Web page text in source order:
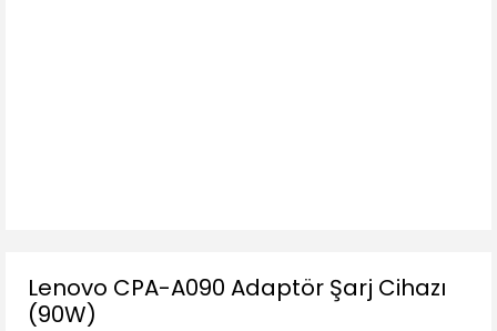
Lenovo CPA-A090 Adaptör Şarj Cihazı
(90W)